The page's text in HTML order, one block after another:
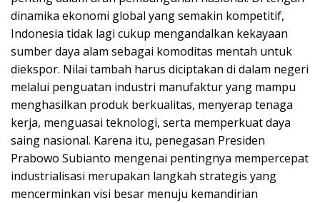
dinamika ekonomi global yang semakin kompetitif,
Indonesia tidak lagi cukup mengandalkan kekayaan
sumber daya alam sebagai komoditas mentah untuk
diekspor. Nilai tambah harus diciptakan di dalam negeri
melalui penguatan industri manufaktur yang mampu
menghasilkan produk berkualitas, menyerap tenaga
kerja, menguasai teknologi, serta memperkuat daya
saing nasional. Karena itu, penegasan Presiden
Prabowo Subianto mengenai pentingnya mempercepat
industrialisasi merupakan langkah strategis yang
mencerminkan visi besar menuju kemandirian